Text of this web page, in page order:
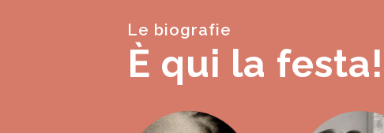
Le biografie
È qui la festa!